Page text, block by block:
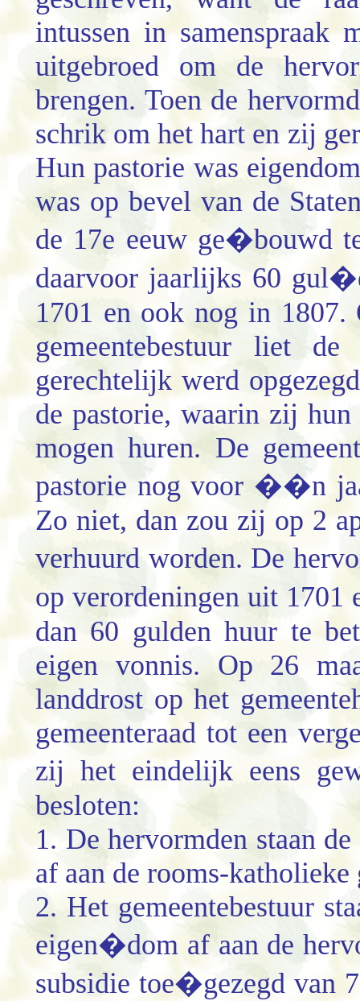
intussen in samenspraak
uitgebroed om de
brengen. Toen de
schrik om het hart en zij
Hun pastorie was
was op bevel van de
de 17e eeuw ge�bouwd
daarvoor jaarlijks 60
1701 en ook nog in
gemeentebestuur liet
gerechtelijk werd
de pastorie, waarin zij hun
mogen huren. De
pastorie nog voor ��n
Zo niet, dan zou zij op 2
verhuurd worden. De
op verordeningen uit
dan 60 gulden huur te
eigen vonnis. Op 26
landdrost op het
gemeenteraad tot een
zij het eindelijk eens
besloten:
1. De hervormden staan
af aan de rooms-katholieke
2. Het gemeentebestuur
eigen�dom af aan de
subsidie toe�gezegd van